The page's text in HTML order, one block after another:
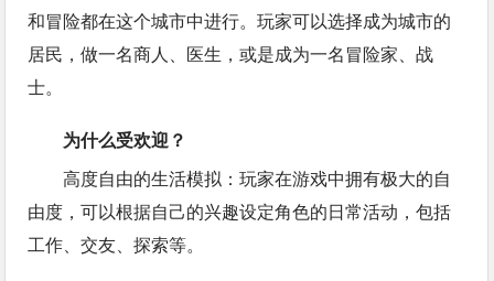
和冒险都在这个城市中进行。玩家可以选择成为城市的
居民，做一名商人、医生，或是成为一名冒险家、战
士。
为什么受欢迎？
高度自由的生活模拟：玩家在游戏中拥有极大的自
由度，可以根据自己的兴趣设定角色的日常活动，包括
工作、交友、探索等。